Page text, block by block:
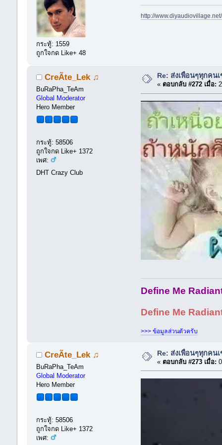
กระทู้: 1559
ถูกใจกด Like+ 48
http://
CreÃte_Lek ♫
BuRaPha_TeAm
Global Moderator
Hero Member
กระทู้: 58506
ถูกใจกด Like+ 1372
เพศ:
DHT Crazy Club
Re: ส่งเพื่อนๆทุกคน
« ตอบกลับ #272 เมื่อ:
Define Me
Define Me
>>> ข้อมูลส่วนตัวครับ
CreÃte_Lek ♫
BuRaPha_TeAm
Global Moderator
Hero Member
กระทู้: 58506
ถูกใจกด Like+ 1372
เพศ:
Re: ส่งเพื่อนๆทุกคน
« ตอบกลับ #273 เมื่อ: